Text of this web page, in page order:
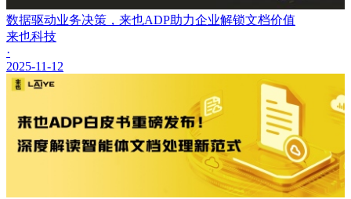
数据驱动业务决策，来也ADP助力企业解锁文档价值
来也科技
·
2025-11-12